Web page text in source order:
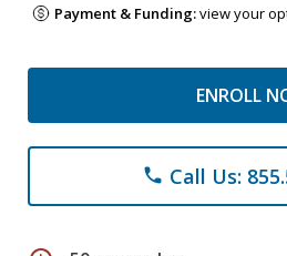
Payment & Funding:view your
ENROLL
phone Call Us: